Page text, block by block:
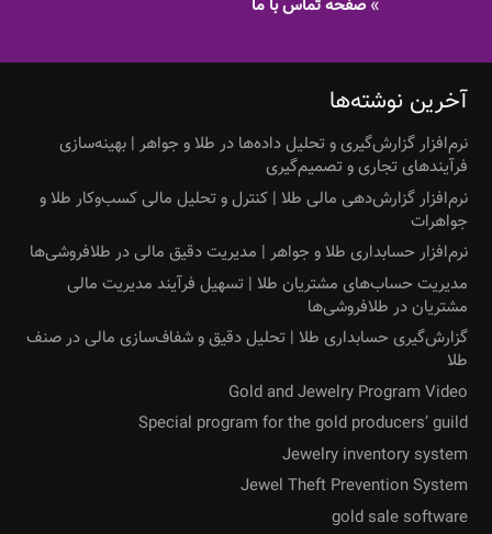
»صفحه تماس با ما
آخرین نوشته‌ها
نرم‌افزار گزارش‌گیری و تحلیل داده‌ها در طلا و جواهر | بهینه‌سازی
فرآیندهای تجاری و تصمیم‌گیری
نرم‌افزار گزارش‌دهی مالی طلا | کنترل و تحلیل مالی کسب‌وکار طلا و
جواهرات
نرم‌افزار حسابداری طلا و جواهر | مدیریت دقیق مالی در طلافروشی‌ها
مدیریت حساب‌های مشتریان طلا | تسهیل فرآیند مدیریت مالی
مشتریان در طلافروشی‌ها
گزارش‌گیری حسابداری طلا | تحلیل دقیق و شفاف‌سازی مالی در صنف
طلا
Gold and Jewelry Program Video
Special program for the gold producers’ guild
Jewelry inventory system
Jewel Theft Prevention System
gold sale software